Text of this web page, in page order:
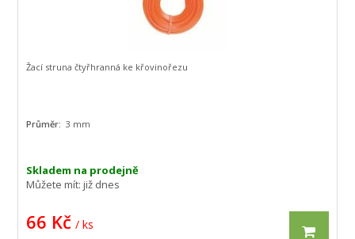
Skladem na prodejně
Můžete mít:již dnes
66 Kč / ks
Žací struna čtyřhranná ke křovinořezu
Průměr:3 mm